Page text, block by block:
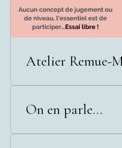
Atelier Remue-
On en parle...